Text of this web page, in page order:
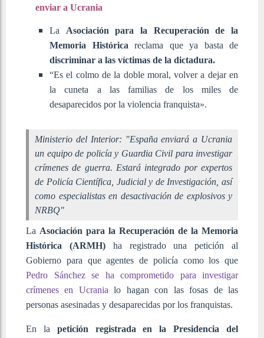
enviar a Ucrania
La Asociación para la Recuperación de la
Memoria Histórica reclama que ya basta de
discriminar a las víctimas de la dictadura.
“Es el colmo de la doble moral, volver a dejar en
la cuneta a las familias de los miles de
desaparecidos por la violencia franquista».
Ministerio del Interior: "España enviará a Ucrania
un equipo de policía y Guardia Civil para investigar
crímenes de guerra. Estará integrado por expertos
de Policía Científica, Judicial y de Investigación, así
como especialistas en desactivación de explosivos y
NRBQ"
La Asociación para la Recuperación de la Memoria
Histórica (ARMH)ha registrado una petición al
Gobierno para que agentes de policía como los que
Pedro Sánchez se ha comprometido para investigar
crímenes en Ucrania lo hagan con las fosas de las
personas asesinadas y desaparecidas por los franquistas.
En la petición registrada en la Presidencia del